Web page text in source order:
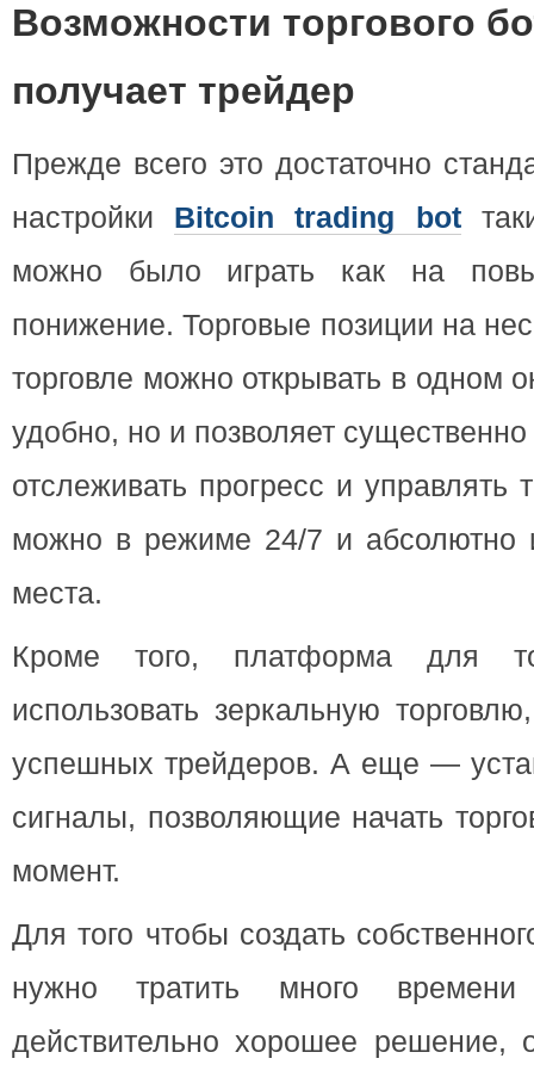
Возможности торгового
получает трейдер
Прежде всего это достаточно
настройки Bitcoin trading bot
можно было играть как на
понижение. Торговые позиции на
торговле можно открывать в одном
удобно, но и позволяет
отслеживать прогресс и управлять
можно в режиме 24/7 и абсолютно
места.
Кроме того, платформа для
использовать зеркальную
успешных трейдеров. А еще —
сигналы, позволяющие начать
момент.
Для того чтобы создать
нужно тратить много
действительно хорошее решение,